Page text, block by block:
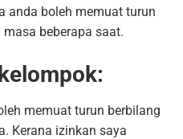
anda boleh memuat turun
beberapa saat.
memuat turun berbilang
Kerana izinkan saya